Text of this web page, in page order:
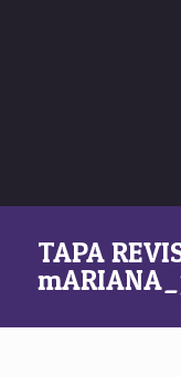
TAPA